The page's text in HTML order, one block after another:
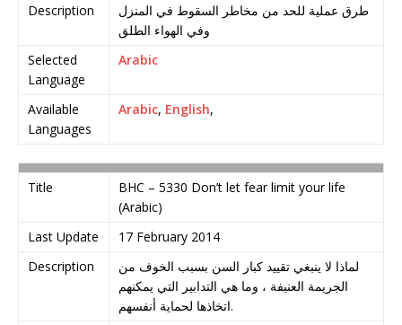
Description
طرق عملية للحد من مخاطر السقوط في المنزل
وفي الهواء الطلق
Selected
Language
Arabic
Available
Languages
Arabic, English,
Title
BHC – 5330 Don’t let fear limit your life
(Arabic)
Last Update
17 February 2014
Description
لماذا لا ينبغي تقييد كبار السن بسبب الخوف من
الجريمة العنيفة ، وما هي التدابير التي يمكنهم
اتخاذها لحماية أنفسهم.